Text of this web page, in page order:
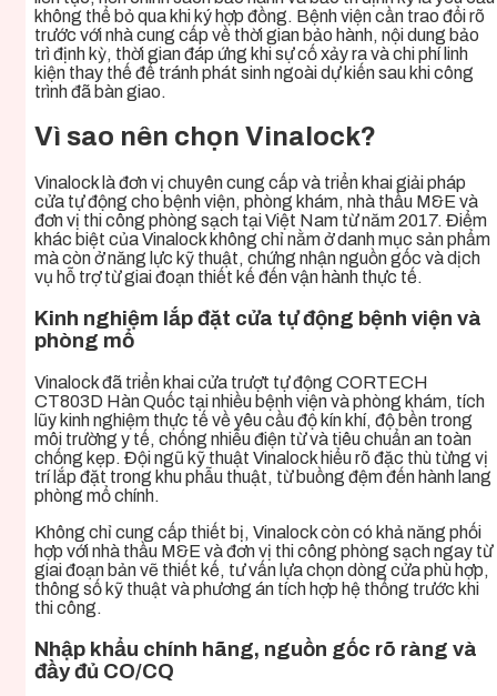
không thể bỏ qua khi ký hợp đồng. Bệnh viện cần trao đổi rõ
trước với nhà cung cấp về thời gian bảo hành, nội dung bảo
trì định kỳ, thời gian đáp ứng khi sự cố xảy ra và chi phí linh
kiện thay thế để tránh phát sinh ngoài dự kiến sau khi công
trình đã bàn giao.
Vì sao nên chọn Vinalock?
Vinalock là đơn vị chuyên cung cấp và triển khai giải pháp
cửa tự động cho bệnh viện, phòng khám, nhà thầu M&E và
đơn vị thi công phòng sạch tại Việt Nam từ năm 2017. Điểm
khác biệt của Vinalock không chỉ nằm ở danh mục sản phẩm
mà còn ở năng lực kỹ thuật, chứng nhận nguồn gốc và dịch
vụ hỗ trợ từ giai đoạn thiết kế đến vận hành thực tế.
Kinh nghiệm lắp đặt cửa tự động bệnh viện và
phòng mổ
Vinalock đã triển khai cửa trượt tự động CORTECH
CT803D Hàn Quốc tại nhiều bệnh viện và phòng khám, tích
lũy kinh nghiệm thực tế về yêu cầu độ kín khí, độ bền trong
môi trường y tế, chống nhiễu điện từ và tiêu chuẩn an toàn
chống kẹp. Đội ngũ kỹ thuật Vinalock hiểu rõ đặc thù từng vị
trí lắp đặt trong khu phẫu thuật, từ buồng đệm đến hành lang
phòng mổ chính.
Không chỉ cung cấp thiết bị, Vinalock còn có khả năng phối
hợp với nhà thầu M&E và đơn vị thi công phòng sạch ngay từ
giai đoạn bản vẽ thiết kế, tư vấn lựa chọn dòng cửa phù hợp,
thông số kỹ thuật và phương án tích hợp hệ thống trước khi
thi công.
Nhập khẩu chính hãng, nguồn gốc rõ ràng và
đầy đủ CO/CQ